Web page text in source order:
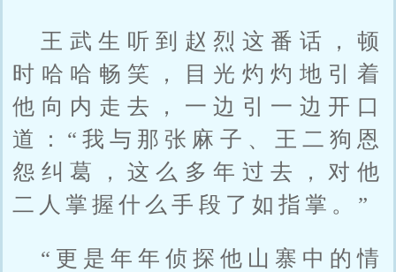
王武生听到赵烈这番话，顿
时哈哈畅笑，目光灼灼地引着
他向内走去，一边引一边开口
道：“我与那张麻子、王二狗恩
怨纠葛，这么多年过去，对他
二人掌握什么手段了如指掌。”
“更是年年侦探他山寨中的情